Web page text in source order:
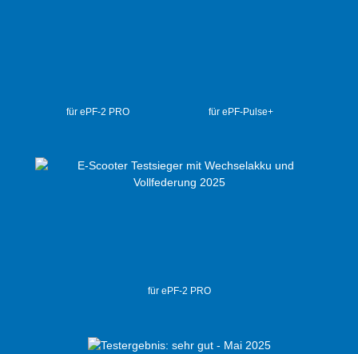
für ePF-2 PRO für ePF-Pulse+
für ePF-2 PRO